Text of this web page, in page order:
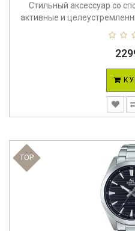
Стильный аксессуар со
активные и
TOP